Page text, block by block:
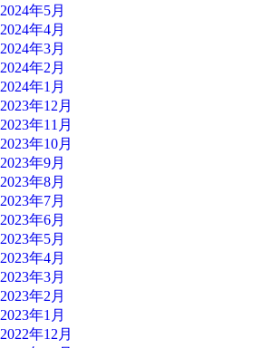
2024年5月
2024年4月
2024年3月
2024年2月
2024年1月
2023年12月
2023年11月
2023年10月
2023年9月
2023年8月
2023年7月
2023年6月
2023年5月
2023年4月
2023年3月
2023年2月
2023年1月
2022年12月